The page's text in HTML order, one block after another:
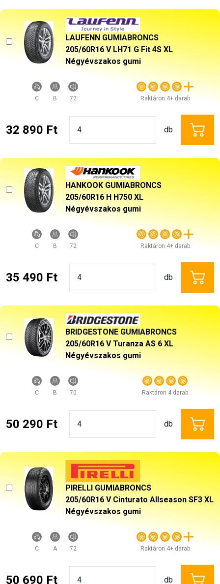
LAUFENN GUMIABRONCS
205/60R16 V LH71 G Fit 4S XL
Négyévszakos gumi
C B 72 Raktáron 4+ darab
32 890 Ft db
HANKOOK GUMIABRONCS
205/60R16 H H750 XL
Négyévszakos gumi
C B 72 Raktáron 4+ darab
35 490 Ft db
BRIDGESTONE GUMIABRONCS
205/60R16 V Turanza AS 6 XL
Négyévszakos gumi
C B 70 Raktáron 4 darab
50 290 Ft db
PIRELLI GUMIABRONCS
205/60R16 V Cinturato Allseason SF3 XL
Négyévszakos gumi
C A 72 Raktáron 4+ darab
50 690 Ft db